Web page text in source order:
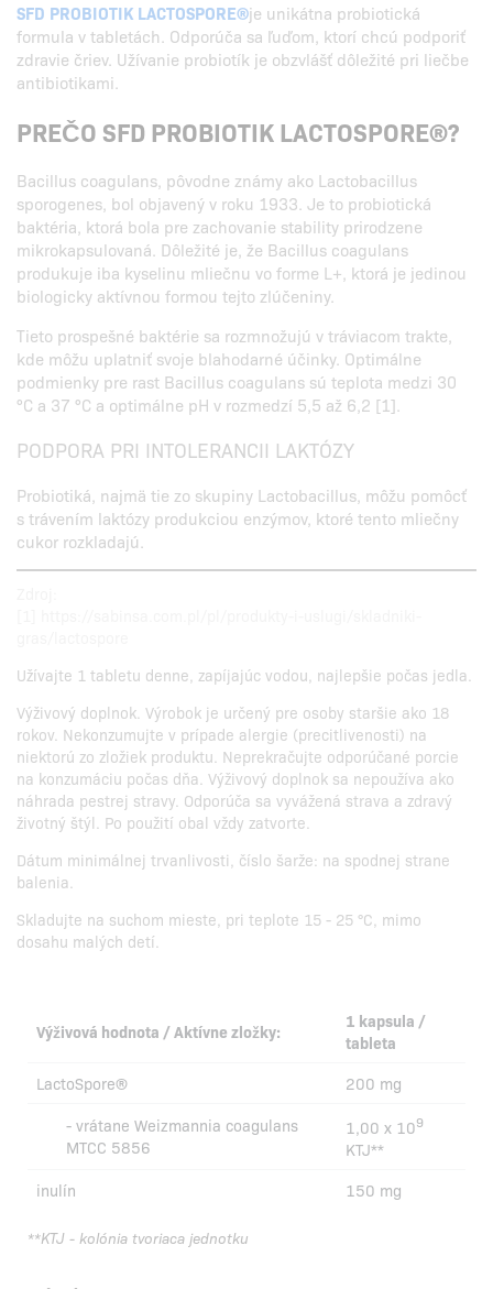
SFD PROBIOTIK LACTOSPORE®je unikátna probiotická
formula v tabletách. Odporúča sa ľuďom, ktorí chcú podporiť
zdravie čriev. Užívanie probiotík je obzvlášť dôležité pri liečbe
antibiotikami.
PREČO SFD PROBIOTIK LACTOSPORE®?
Bacillus coagulans, pôvodne známy ako Lactobacillus
sporogenes, bol objavený v roku 1933. Je to probiotická
baktéria, ktorá bola pre zachovanie stability prirodzene
mikrokapsulovaná. Dôležité je, že Bacillus coagulans
produkuje iba kyselinu mliečnu vo forme L+, ktorá je jedinou
biologicky aktívnou formou tejto zlúčeniny.
Tieto prospešné baktérie sa rozmnožujú v tráviacom trakte,
kde môžu uplatniť svoje blahodarné účinky. Optimálne
podmienky pre rast Bacillus coagulans sú teplota medzi 30
°C a 37 °C a optimálne pH v rozmedzí 5,5 až 6,2 [1].
PODPORA PRI INTOLERANCII LAKTÓZY
Probiotiká, najmä tie zo skupiny Lactobacillus, môžu pomôcť
s trávením laktózy produkciou enzýmov, ktoré tento mliečny
cukor rozkladajú.
Užívajte 1 tabletu denne, zapíjajúc vodou, najlepšie počas jedla.
Výživový doplnok. Výrobok je určený pre osoby staršie ako 18
rokov. Nekonzumujte v prípade alergie (precitlivenosti) na
niektorú zo zložiek produktu. Neprekračujte odporúčané porcie
na konzumáciu počas dňa. Výživový doplnok sa nepoužíva ako
náhrada pestrej stravy. Odporúča sa vyvážená strava a zdravý
životný štýl. Po použití obal vždy zatvorte.
Dátum minimálnej trvanlivosti, číslo šarže: na spodnej strane
balenia.
Skladujte na suchom mieste, pri teplote 15 - 25 °C, mimo
dosahu malých detí.
Výživová hodnota / Aktívne zložky:
1 kapsula /
tableta
LactoSpore®
200 mg
- vrátane Weizmannia coagulans
MTCC 5856
1,00 x 109
KTJ**
inulín
150 mg
**KTJ - kolónia tvoriaca jednotku